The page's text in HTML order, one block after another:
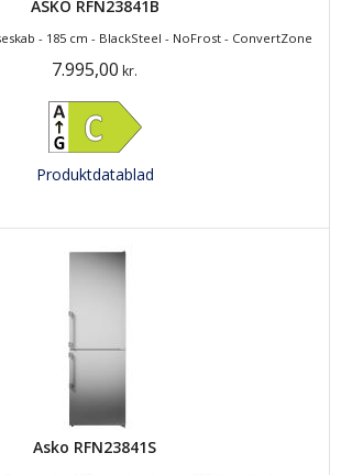
ASKO RFN23841B
- 185 cm - BlackSteel - NoFrost - ConvertZone
7.995,00 kr.
Produktdatablad
Asko RFN23841S